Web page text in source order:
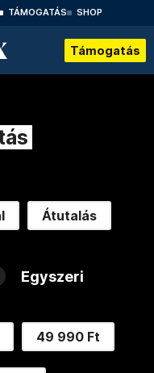
TÁMOGATÁS SHOP
Támogatás
Átutalás
Egyszeri
49 990 Ft